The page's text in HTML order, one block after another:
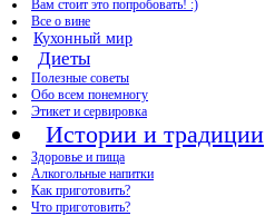
Вам стоит это попробовать! :)
Все о вине
Кухонный мир
Диеты
Полезные советы
Обо всем понемногу
Этикет и сервировка
Истории и традиции
Здоровье и пища
Алкогольные напитки
Как приготовить?
Что приготовить?